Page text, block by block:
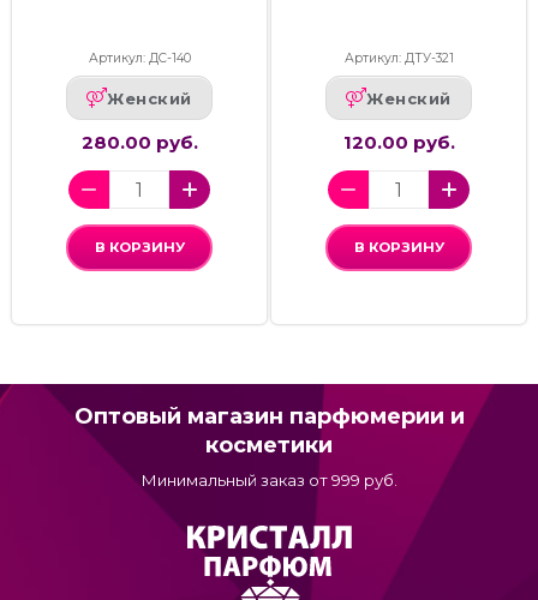
Артикул: ДС-140
Женский
280.00 руб.
В КОРЗИНУ
Артикул: ДТУ-321
Женский
120.00 руб.
В КОРЗИНУ
Оптовый магазин парфюмерии и
косметики
Минимальный заказ от 999 руб.